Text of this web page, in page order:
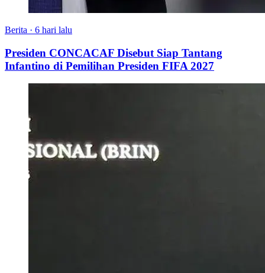
Berita · 6 hari lalu
Presiden CONCACAF Disebut Siap Tantang
Infantino di Pemilihan Presiden FIFA 2027